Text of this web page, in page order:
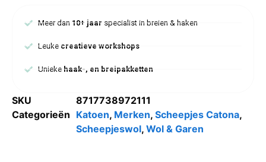
Meer dan 10+ jaar specialist in breien & haken
Leuke creatieve workshops
Uniekehaak-, en breipakketten
SKU
8717738972111
Categorieën Katoen, Merken, Scheepjes Catona,
Scheepjeswol, Wol & Garen